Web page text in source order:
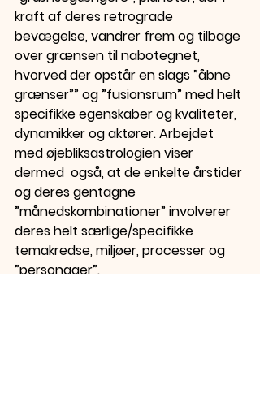
kraft af deres retrograde
bevægelse, vandrer frem og tilbage
over grænsen til nabotegnet,
hvorved der opstår en slags ”åbne
grænser”” og ”fusionsrum” med helt
specifikke egenskaber og kvaliteter,
dynamikker og aktører. Arbejdet
med øjebliksastrologien viser
dermed  også, at de enkelte årstider
og deres gentagne
”månedskombinationer” involverer
deres helt særlige/specifikke
temakredse, miljøer, processer og
”personager”.